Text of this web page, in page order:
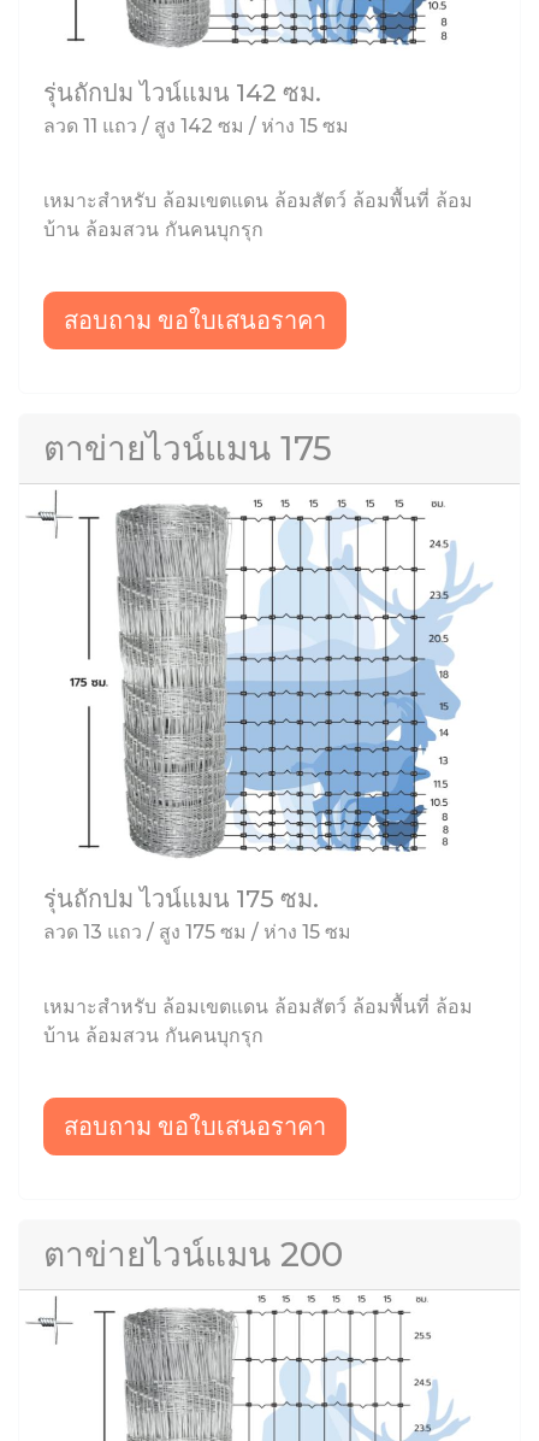
รุ่นถักปม ไวน์แมน 142 ซม.
ลวด 11 แถว / สูง 142 ซม / ห่าง 15 ซม
เหมาะสำหรับ ล้อมเขตแดน ล้อมสัตว์ ล้อมพื้นที่ ล้อม
บ้าน ล้อมสวน กันคนบุกรุก
สอบถาม ขอใบเสนอราคา
ตาข่ายไวน์แมน 175
รุ่นถักปม ไวน์แมน 175 ซม.
ลวด 13 แถว / สูง 175 ซม / ห่าง 15 ซม
เหมาะสำหรับ ล้อมเขตแดน ล้อมสัตว์ ล้อมพื้นที่ ล้อม
บ้าน ล้อมสวน กันคนบุกรุก
สอบถาม ขอใบเสนอราคา
ตาข่ายไวน์แมน 200